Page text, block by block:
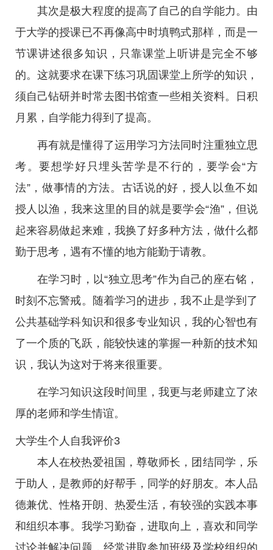
其次是极大程度的提高了自己的自学能力。由
于大学的授课已不再像高中时填鸭式那样，而是一
节课讲述很多知识，只靠课堂上听讲是完全不够
的。这就要求在课下练习巩固课堂上所学的知识，
须自己钻研并时常去图书馆查一些相关资料。日积
月累，自学能力得到了提高。
再有就是懂得了运用学习方法同时注重独立思
考。要想学好只埋头苦学是不行的，要学会“方
法”，做事情的方法。古话说的好，授人以鱼不如
授人以渔，我来这里的目的就是要学会“渔”，但说
起来容易做起来难，我换了好多种方法，做什么都
勤于思考，遇有不懂的地方能勤于请教。
在学习时，以“独立思考”作为自己的座右铭，
时刻不忘警戒。随着学习的进步，我不止是学到了
公共基础学科知识和很多专业知识，我的心智也有
了一个质的飞跃，能较快速的掌握一种新的技术知
识，我认为这对于将来很重要。
在学习知识这段时间里，我更与老师建立了浓
厚的老师和学生情谊。
大学生个人自我评价3
本人在校热爱祖国，尊敬师长，团结同学，乐
于助人，是教师的好帮手，同学的好朋友。本人品
德兼优、性格开朗、热爱生活，有较强的实践本事
和组织本事。我学习勤奋，进取向上，喜欢和同学
讨论并解决问题，经常进取参加班级及学校组织的